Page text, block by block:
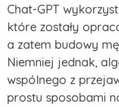
Chat-GPT
które zostały
a zatem budowy
Niemniej jednak,
wspólnego z
prostu sposobami